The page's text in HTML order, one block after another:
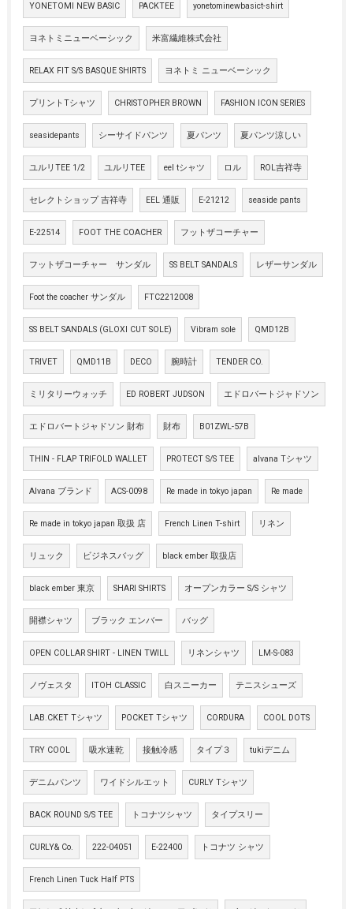
YONETOMI NEW BASIC PACKTEE yonetominewbasict-shirt
ヨネトミニューベーシック 米富繊維株式会社
RELAX FIT S/S BASQUE SHIRTS ヨネトミ ニューベーシック
プリントTシャツ CHRISTOPHER BROWN FASHION ICON SERIES
seasidepants シーサイドパンツ 夏パンツ 夏パンツ涼しい
ユルリTEE 1/2 ユルリTEE eel tシャツ ロル ROL吉祥寺
セレクトショップ 吉祥寺 EEL 通販 E-21212 seaside pants
E-22514 FOOT THE COACHER フットザコーチャー
フットザコーチャー サンダル SS BELT SANDALS レザーサンダル
Foot the coacher サンダル FTC2212008
SS BELT SANDALS (GLOXI CUT SOLE) Vibram sole QMD12B
TRIVET QMD11B DECO 腕時計 TENDER CO.
ミリタリーウォッチ ED ROBERT JUDSON エドロバートジャドソン
エドロバートジャドソン 財布 財布 B01ZWL-57B
THIN - FLAP TRIFOLD WALLET PROTECT S/S TEE alvana Tシャツ
Alvana ブランド ACS-0098 Re made in tokyo japan Re made
Re made in tokyo japan 取扱 店 French Linen T-shirt リネン
リュック ビジネスバッグ black ember 取扱店
black ember 東京 SHARI SHIRTS オープンカラー S/S シャツ
開襟シャツ ブラック エンバー バッグ
OPEN COLLAR SHIRT - LINEN TWILL リネンシャツ LM-S-083
ノヴェスタ ITOH CLASSIC 白スニーカー テニスシューズ
LAB.CKET Tシャツ POCKET Tシャツ CORDURA COOL DOTS
TRY COOL 吸水速乾 接触冷感 タイプ３ tukiデニム
デニムパンツ ワイドシルエット CURLY Tシャツ
BACK ROUND S/S TEE トコナツシャツ タイプスリー
CURLY& Co. 222-04051 E-22400 トコナツ シャツ
French Linen Tuck Half PTS